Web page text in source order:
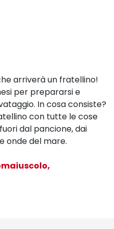
arriverà un fratellino!
per prepararsi e
In cosa consiste?
con tutte le cose
dal pancione, dai
onde del mare.